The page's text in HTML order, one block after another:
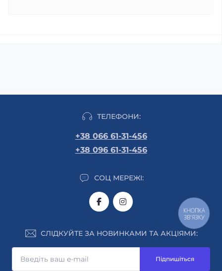
ТЕЛЕФОНИ:
+38 066 61-31-456
+38 096 61-31-456
СОЦ МЕРЕЖІ:
СЛІДКУЙТЕ ЗА НОВИНКАМИ ТА АКЦІЯМИ:
Підпишіться
КНОПКА
ЗВ'ЯЗКУ